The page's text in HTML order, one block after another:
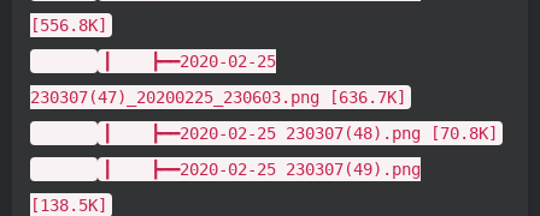
[556.8K]
┃ ┣━━2020-02-25
230307(47)_20200225_230603.png [636.7K]
┃ ┣━━2020-02-25 230307(48).png [70.8K]
┃ ┣━━2020-02-25 230307(49).png
[138.5K]